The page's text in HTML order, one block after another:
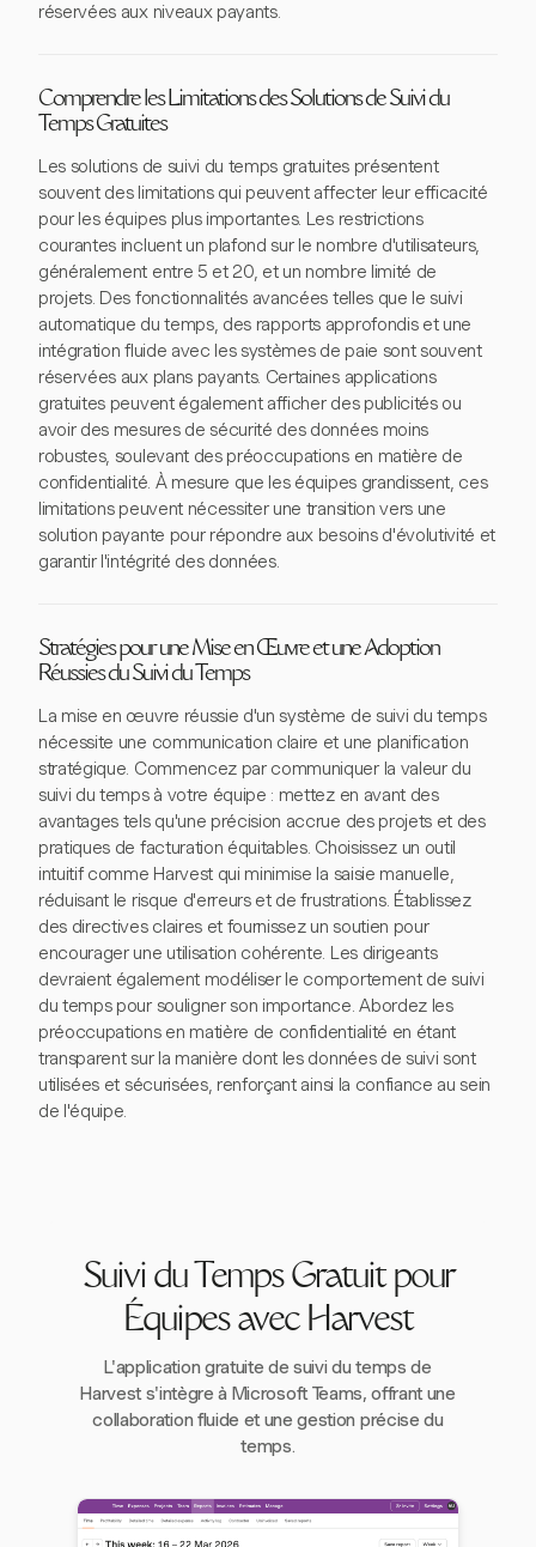
réservées aux niveaux payants.
Comprendre les Limitations des Solutions de Suivi du
Temps Gratuites
Les solutions de suivi du temps gratuites présentent
souvent des limitations qui peuvent affecter leur efficacité
pour les équipes plus importantes. Les restrictions
courantes incluent un plafond sur le nombre d'utilisateurs,
généralement entre 5 et 20, et un nombre limité de
projets. Des fonctionnalités avancées telles que le suivi
automatique du temps, des rapports approfondis et une
intégration fluide avec les systèmes de paie sont souvent
réservées aux plans payants. Certaines applications
gratuites peuvent également afficher des publicités ou
avoir des mesures de sécurité des données moins
robustes, soulevant des préoccupations en matière de
confidentialité. À mesure que les équipes grandissent, ces
limitations peuvent nécessiter une transition vers une
solution payante pour répondre aux besoins d'évolutivité et
garantir l'intégrité des données.
Stratégies pour une Mise en Œuvre et une Adoption
Réussies du Suivi du Temps
La mise en œuvre réussie d'un système de suivi du temps
nécessite une communication claire et une planification
stratégique. Commencez par communiquer la valeur du
suivi du temps à votre équipe : mettez en avant des
avantages tels qu'une précision accrue des projets et des
pratiques de facturation équitables. Choisissez un outil
intuitif comme Harvest qui minimise la saisie manuelle,
réduisant le risque d'erreurs et de frustrations. Établissez
des directives claires et fournissez un soutien pour
encourager une utilisation cohérente. Les dirigeants
devraient également modéliser le comportement de suivi
du temps pour souligner son importance. Abordez les
préoccupations en matière de confidentialité en étant
transparent sur la manière dont les données de suivi sont
utilisées et sécurisées, renforçant ainsi la confiance au sein
de l'équipe.
Suivi du Temps Gratuit pour
Équipes avec Harvest
L'application gratuite de suivi du temps de
Harvest s'intègre à Microsoft Teams, offrant une
collaboration fluide et une gestion précise du
temps.